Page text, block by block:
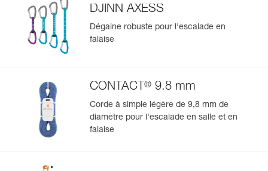
DJINN AXESS
Dégaine robuste pour l'escalade en
falaise
CONTACT ® 9.8 mm
Corde à simple légère de 9,8 mm de
diamètre pour l'escalade en salle et en
falaise